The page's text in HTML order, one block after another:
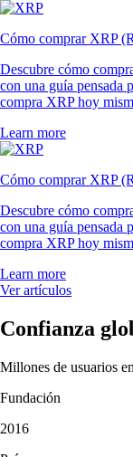
Cómo comprar XRP
Descubre cómo
con una guía pensada
compra XRP hoy
Learn more
Cómo comprar XRP
Descubre cómo
con una guía pensada
compra XRP hoy
Learn more
Ver artículos
Confianza
Millones de usuarios
Fundación
2016